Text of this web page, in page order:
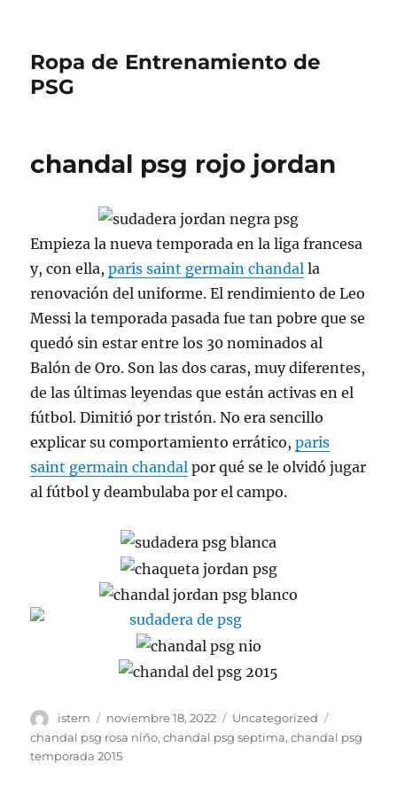
Ropa de Entrenamiento de
PSG
chandal psg rojo jordan
Empieza la nueva temporada en la liga francesa
y, con ella,paris saint germain chandal la
renovación del uniforme. El rendimiento de Leo
Messi la temporada pasada fue tan pobre que se
quedó sin estar entre los 30 nominados al
Balón de Oro. Son las dos caras, muy diferentes,
de las últimas leyendas que están activas en el
fútbol. Dimitió por tristón. No era sencillo
explicar su comportamiento errático,paris
saint germain chandal por qué se le olvidó jugar
al fútbol y deambulaba por el campo.
Autor
istern
Publicado
el
noviembre 18, 2022 Categorías
Uncategorized
chandal psg rosa niño,chandal psg septima,chandal psg
temporada 2015